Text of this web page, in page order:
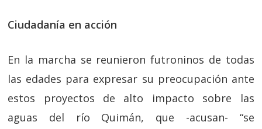
Ciudadanía en acción
En la marcha se reunieron futroninos de todas
las edades para expresar su preocupación ante
estos proyectos de alto impacto sobre las
aguas del río Quimán, que -acusan- “se